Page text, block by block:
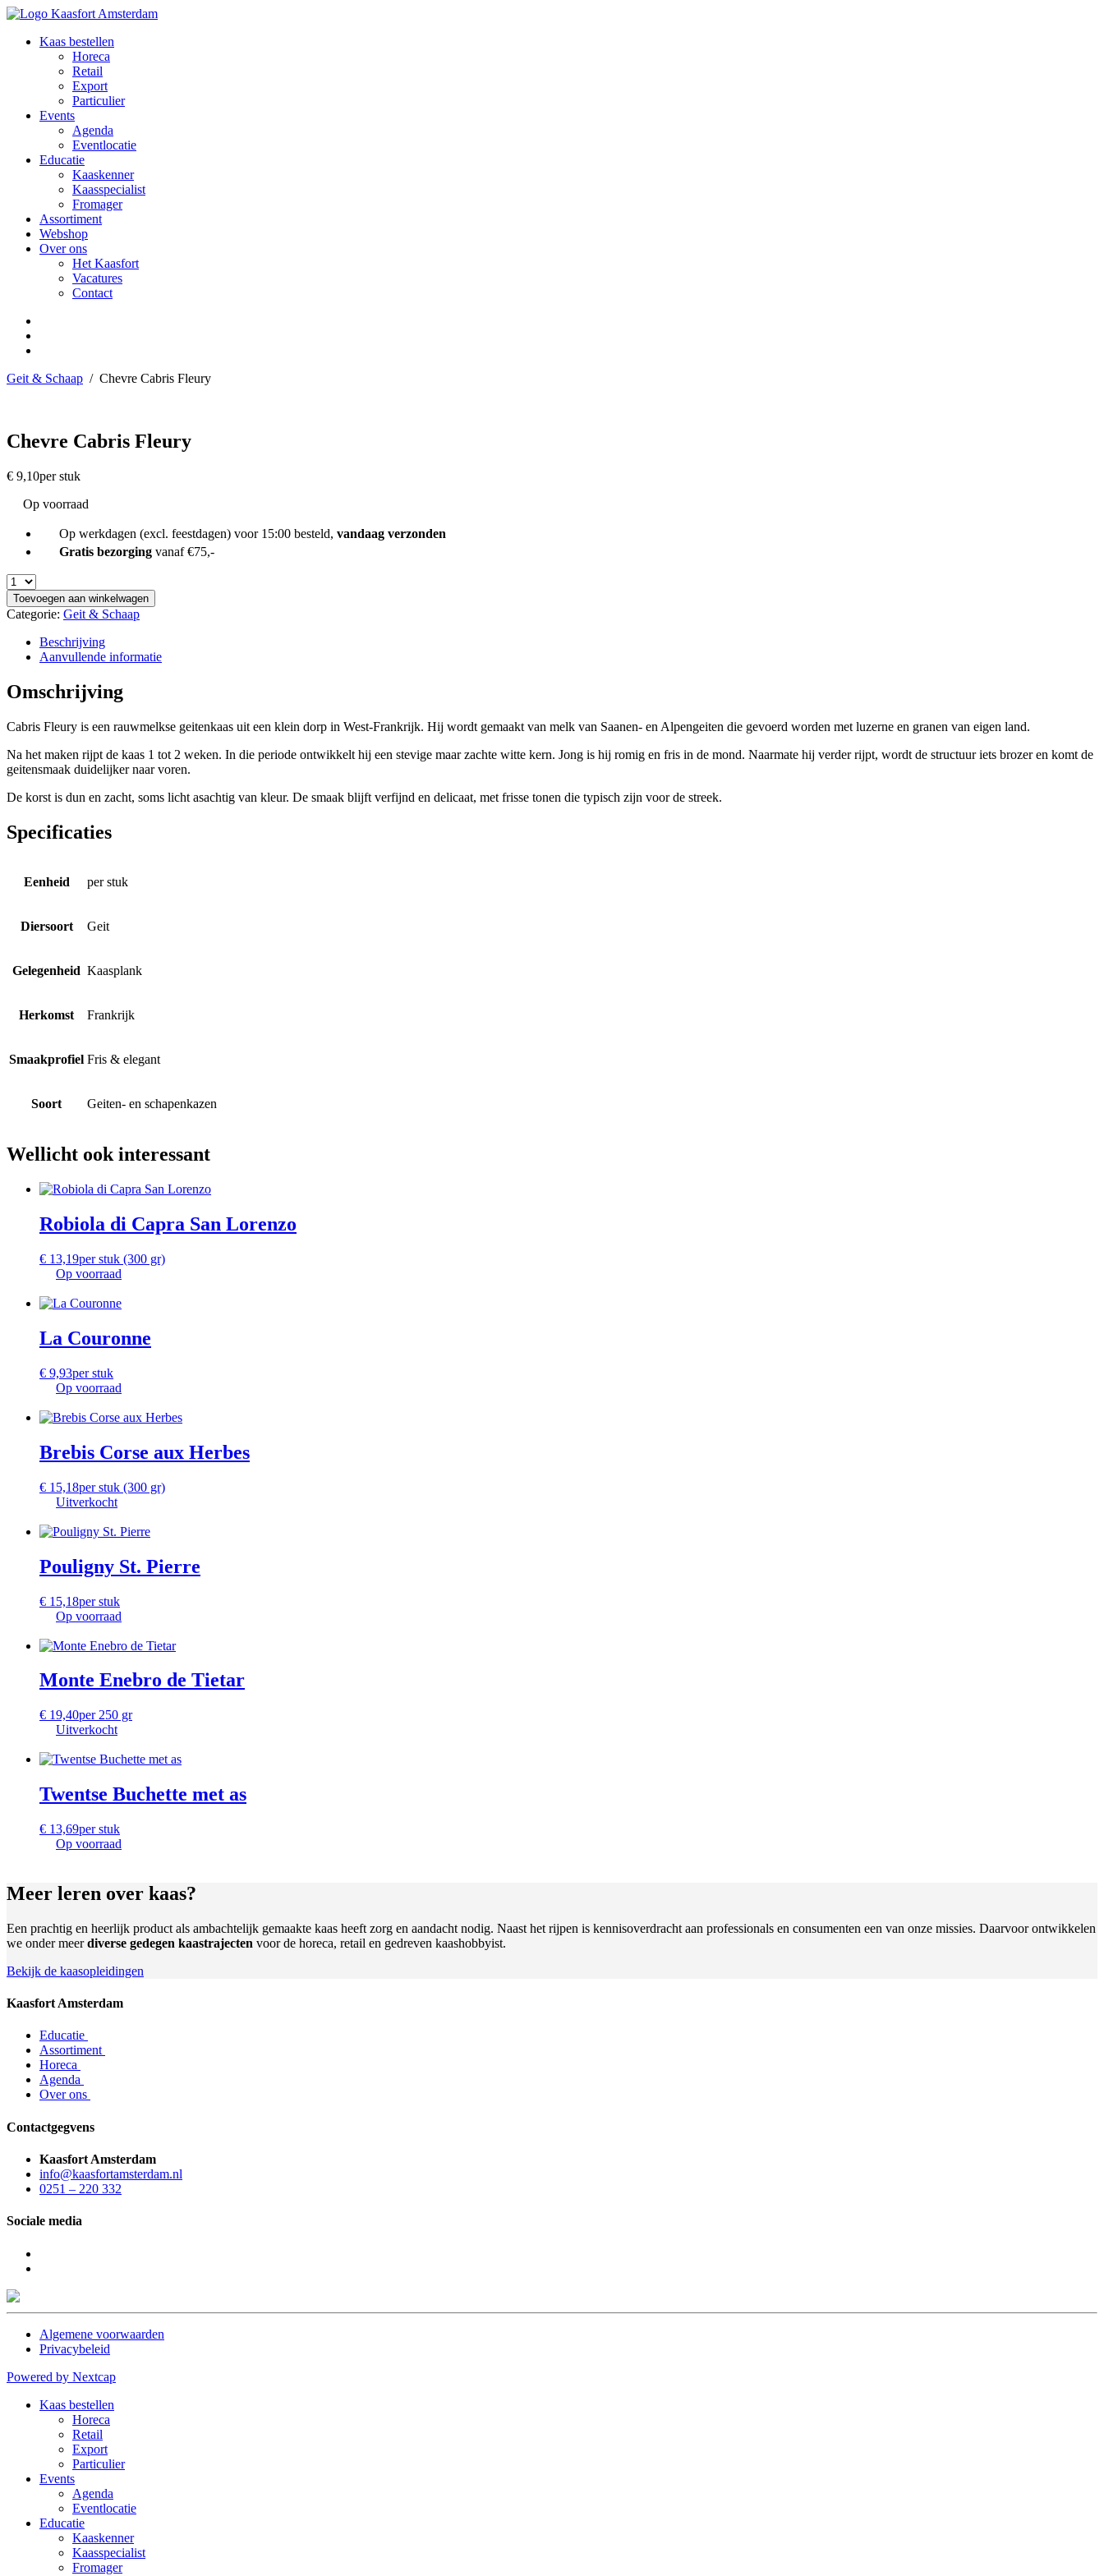
Kaas bestellen
Horeca
Retail
Export
Particulier
Events
Agenda
Eventlocatie
Educatie
Kaaskenner
Kaasspecialist
Fromager
Assortiment
Webshop
Over ons
Het Kaasfort
Vacatures
Contact
Geit & Schaap /Chevre Cabris Fleury
Chevre Cabris Fleury
€ 9,10per stuk
Op voorraad
Op werkdagen (excl. feestdagen) voor 15:00 besteld, vandaag verzonden
Gratis bezorging vanaf €75,-
Toevoegen aan winkelwagen
Categorie: Geit & Schaap
Beschrijving
Aanvullende informatie
Omschrijving
Cabris Fleury is een rauwmelkse geitenkaas uit een klein dorp in West-Frankrijk. Hij wordt gemaakt van melk van Saanen- en Alpengeiten die gevoerd worden met luzerne en granen van eigen land.
Na het maken rijpt de kaas 1 tot 2 weken. In die periode ontwikkelt hij een stevige maar zachte witte kern. Jong is hij romig en fris in de mond. Naarmate hij verder rijpt, wordt de structuur iets brozer en komt de
geitensmaak duidelijker naar voren.
De korst is dun en zacht, soms licht asachtig van kleur. De smaak blijft verfijnd en delicaat, met frisse tonen die typisch zijn voor de streek.
Specificaties
Eenheid per stuk
Diersoort Geit
Gelegenheid Kaasplank
Herkomst Frankrijk
Smaakprofiel Fris & elegant
Soort Geiten- en schapenkazen
Wellicht ook interessant
Robiola di Capra San Lorenzo
€ 13,19per stuk (300 gr)
Op voorraad
La Couronne
€ 9,93per stuk
Op voorraad
Brebis Corse aux Herbes
€ 15,18per stuk (300 gr)
Uitverkocht
Pouligny St. Pierre
€ 15,18per stuk
Op voorraad
Monte Enebro de Tietar
€ 19,40per 250 gr
Uitverkocht
Twentse Buchette met as
€ 13,69per stuk
Op voorraad
Meer leren over kaas?
Een prachtig en heerlijk product als ambachtelijk gemaakte kaas heeft zorg en aandacht nodig. Naast het rijpen is kennisoverdracht aan professionals en consumenten een van onze missies. Daarvoor ontwikkelen
we onder meerdiverse gedegen kaastrajecten voor de horeca, retail en gedreven kaashobbyist.
Bekijk de kaasopleidingen
Kaasfort Amsterdam
Educatie
Assortiment
Horeca
Agenda
Over ons
Contactgegvens
Kaasfort Amsterdam
info@kaasfortamsterdam.nl
0251 – 220 332
Sociale media
Algemene voorwaarden
Privacybeleid
Powered by Nextcap
Kaas bestellen
Horeca
Retail
Export
Particulier
Events
Agenda
Eventlocatie
Educatie
Kaaskenner
Kaasspecialist
Fromager